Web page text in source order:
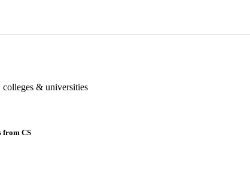
& universities
from CS